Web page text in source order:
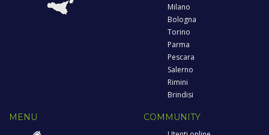
Milano
Bologna
Torino
Parma
Pescara
Salerno
Rimini
Brindisi
MENU COMMUNITY